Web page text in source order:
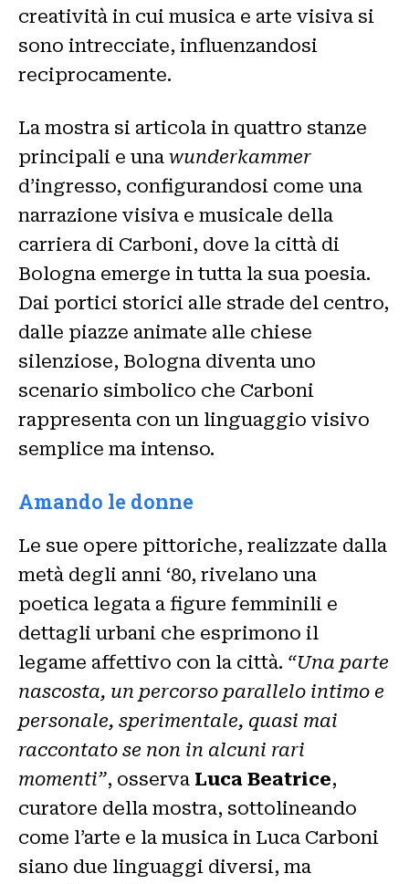
creatività in cui musica e arte visiva si
sono intrecciate, influenzandosi
reciprocamente.
La mostra si articola in quattro stanze
principali e una wunderkammer
d’ingresso, configurandosi come una
narrazione visiva e musicale della
carriera di Carboni, dove la città di
Bologna emerge in tutta la sua poesia.
Dai portici storici alle strade del centro,
dalle piazze animate alle chiese
silenziose, Bologna diventa uno
scenario simbolico che Carboni
rappresenta con un linguaggio visivo
semplice ma intenso.
Amando le donne
Le sue opere pittoriche, realizzate dalla
metà degli anni ‘80, rivelano una
poetica legata a figure femminili e
dettagli urbani che esprimono il
legame affettivo con la città. “Una parte
nascosta, un percorso parallelo intimo e
personale, sperimentale, quasi mai
raccontato se non in alcuni rari
momenti”, osserva Luca Beatrice,
curatore della mostra, sottolineando
come l’arte e la musica in Luca Carboni
siano due linguaggi diversi, ma